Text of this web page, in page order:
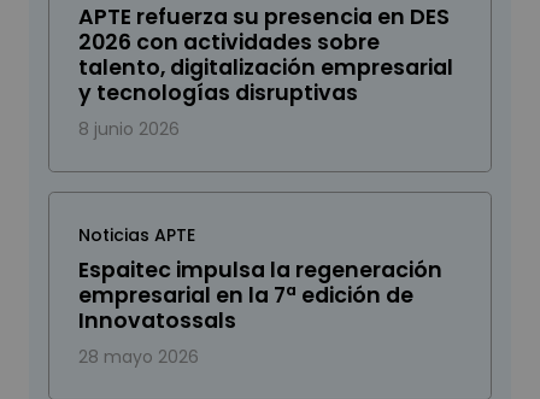
APTE refuerza su presencia en DES
2026 con actividades sobre
talento, digitalización empresarial
y tecnologías disruptivas
8 junio 2026
Noticias APTE
Espaitec impulsa la regeneración
empresarial en la 7ª edición de
Innovatossals
28 mayo 2026